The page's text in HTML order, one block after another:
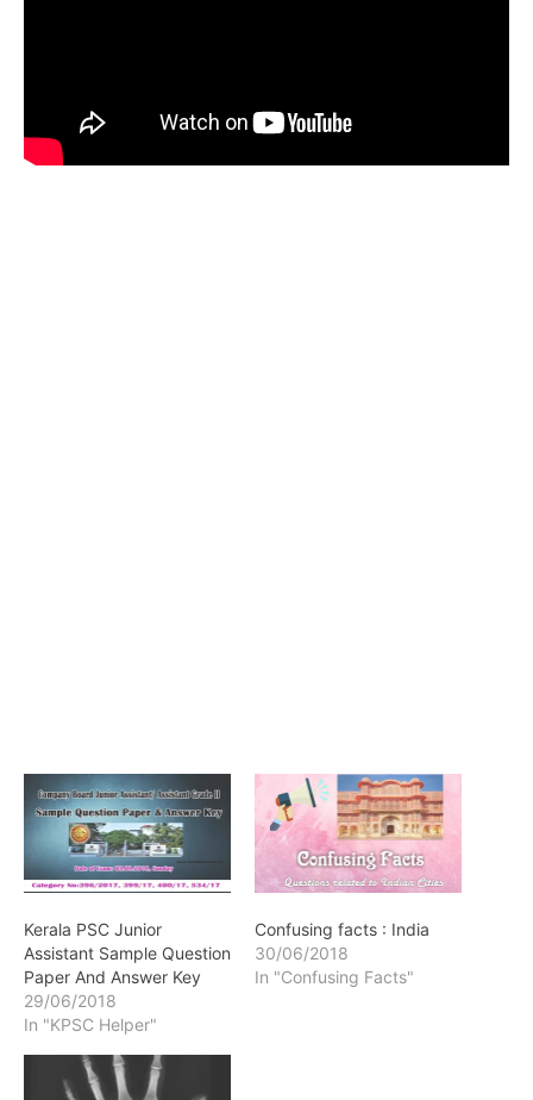
Kerala PSC Junior
Assistant Sample Question
Paper And Answer Key
29/06/2018
In "KPSC Helper"
Confusing facts : India
30/06/2018
In "Confusing Facts"